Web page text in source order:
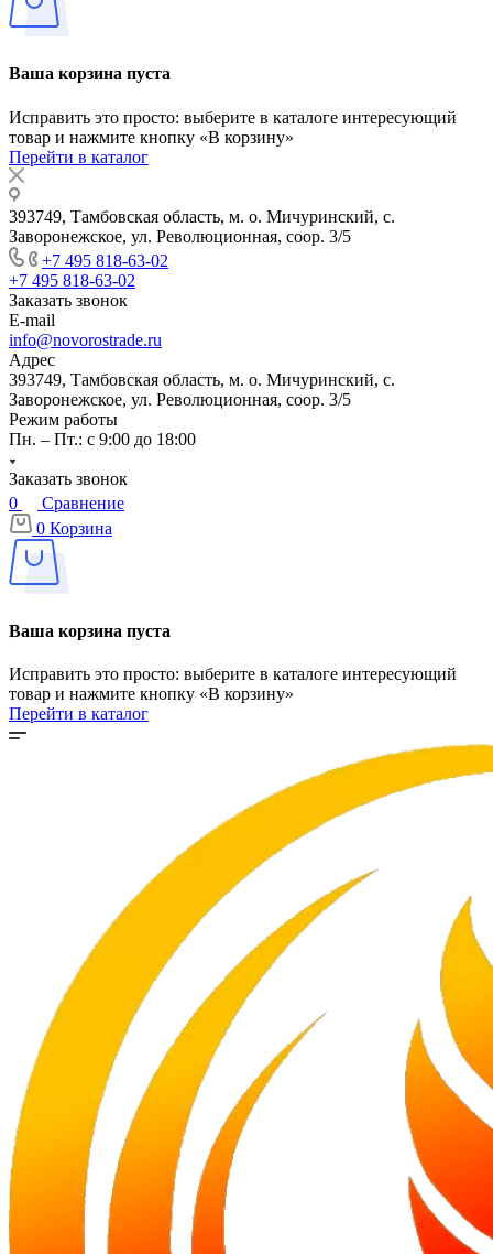
Ваша корзина пуста
Исправить это просто: выберите в каталоге интересующий
товар и нажмите кнопку «В корзину»
Перейти в каталог
393749, Тамбовская область, м. о. Мичуринский, с.
Заворонежское, ул. Революционная, соор. 3/5
+7 495 818-63-02
+7 495 818-63-02
Заказать звонок
E-mail
info@novorostrade.ru
Адрес
393749, Тамбовская область, м. о. Мичуринский, с.
Заворонежское, ул. Революционная, соор. 3/5
Режим работы
Пн. – Пт.: с 9:00 до 18:00
Заказать звонок
0
Сравнение
0 Корзина
Ваша корзина пуста
Исправить это просто: выберите в каталоге интересующий
товар и нажмите кнопку «В корзину»
Перейти в каталог